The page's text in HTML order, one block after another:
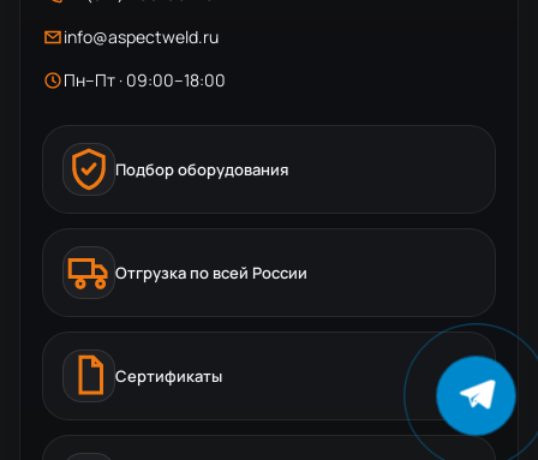
info@aspectweld.ru
Пн–Пт · 09:00–18:00
Подбор оборудования
Отгрузка по всей России
Сертификаты